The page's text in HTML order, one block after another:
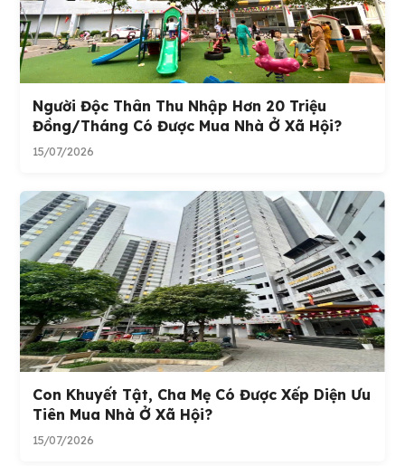
Người Độc Thân Thu Nhập Hơn 20 Triệu
Đồng/tháng Có Được Mua Nhà Ở Xã Hội?
15/07/2026
Con Khuyết Tật, Cha Mẹ Có Được Xếp Diện Ưu
Tiên Mua Nhà Ở Xã Hội?
15/07/2026